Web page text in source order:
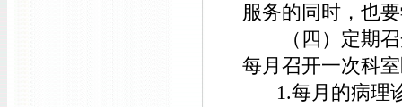
服务的同时，也
（四）定期召
每月召开一次科
1.每月的病理